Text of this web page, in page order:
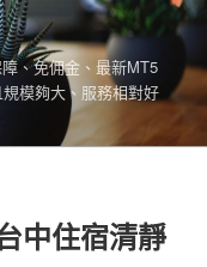
、免佣金、最新MT5
模夠大、服務相對好
中住宿清靜